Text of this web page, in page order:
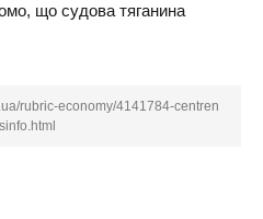
що судова тяганина
rubric-economy/4141784-centren